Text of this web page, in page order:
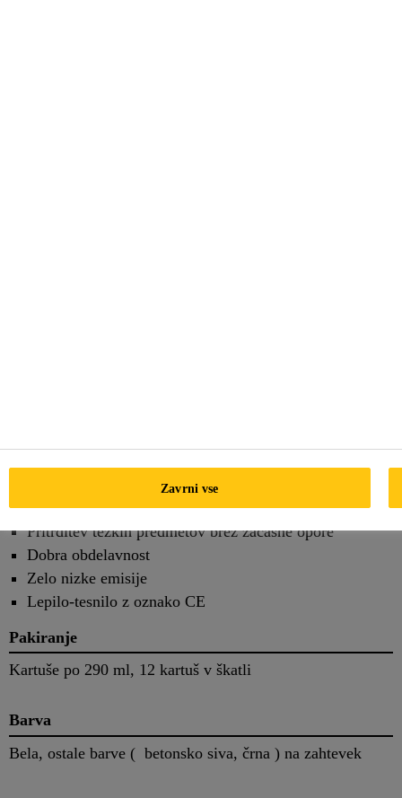
Prednosti
Zelo visok začetni oprijem
Pritrditev težkih predmetov brez začasne opore
Dobra obdelavnost
Zelo nizke emisije
Lepilo-tesnilo z oznako CE
Pakiranje
Kartuše po 290 ml, 12 kartuš v škatli
Barva
Bela, ostale barve ( betonsko siva, črna ) na zahtevek
Zavrni vse